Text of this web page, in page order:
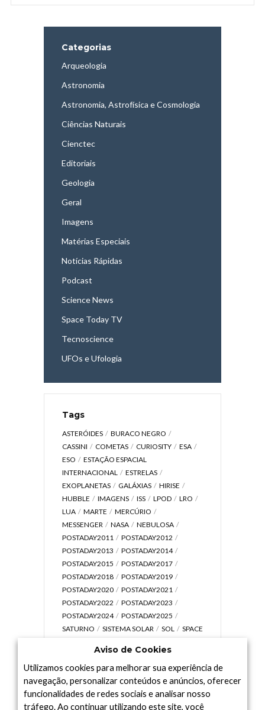
Categorias
Arqueologia
Astronomia
Astronomia, Astrofísica e Cosmologia
Ciências Naturais
Cienctec
Editoriais
Geologia
Geral
Imagens
Matérias Especiais
Notícias Rápidas
Podcast
Science News
Space Today TV
Tecnoscience
UFOs e Ufologia
Tags
ASTERÓIDES
BURACO NEGRO
CASSINI
COMETAS CURIOSITY
ESA
ESO
ESTAÇÃO ESPACIAL
INTERNACIONAL
ESTRELAS
EXOPLANETAS
GALÁXIAS
HIRISE
HUBBLE
IMAGENS ISS LPOD
LRO
LUA
MARTE
MERCÚRIO
MESSENGER
NASA
NEBULOSA
POSTADAY2011
POSTADAY2012
POSTADAY2013
POSTADAY2014
POSTADAY2015
POSTADAY2017
POSTADAY2018
POSTADAY2019
POSTADAY2020
POSTADAY2021
POSTADAY2022
POSTADAY2023
POSTADAY2024
POSTADAY2025
SATURNO
SISTEMA SOLAR SOL
SPACE
UNIVERSO
VÍDEO
Aviso de Cookies
Utilizamos cookies para melhorar sua experiência de
navegação, personalizar conteúdos e anúncios, oferecer
funcionalidades de redes sociais e analisar nosso
tráfego. Ao continuar utilizando este site, você